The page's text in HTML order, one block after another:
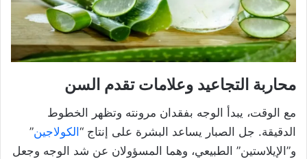
محاربة التجاعيد وعلامات تقدم السن
مع الوقت، يبدأ الوجه بفقدان مرونته وتظهر الخطوط
الدقيقة. جل الصبار يساعد البشرة على إنتاج “ الكولاجين”
و”الإيلاستين” الطبيعي، وهما المسؤولان عن شد الوجه وجعل